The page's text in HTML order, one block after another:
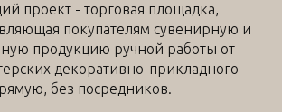
проект - торговая площадка,
покупателям сувенирную и
продукцию ручной работы от
декоративно-прикладного
без посредников.